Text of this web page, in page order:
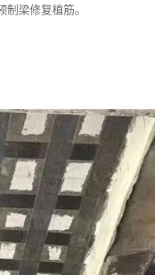
梁修复植筋。